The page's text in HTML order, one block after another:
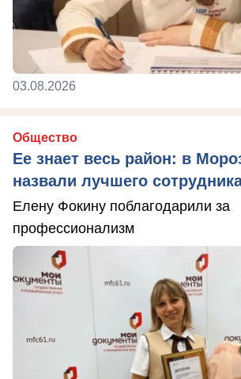
03.08.2026
Общество
Ее знает весь район: в
назвали лучшего
Елену Фокину поблагодарили за
профессионализм